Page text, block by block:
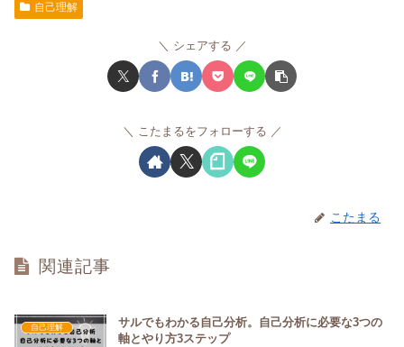
自己理解
シェアする
こたまるをフォローする
こたまる
関連記事
自己理解
サルでもわかる自己分析。自己分析に必要な3つの
軸とやり方3ステップ